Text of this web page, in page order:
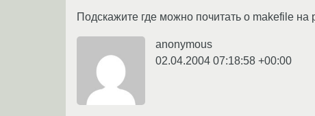
Подскажите где можно почитать о makefile на
anonymous
02.04.2004 07:18:58 +00:00